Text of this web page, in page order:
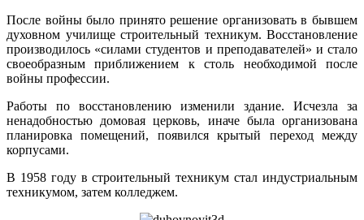
После войны было принято решение организовать в бывшем
духовном училище строительный техникум. Восстановление
производилось «силами студентов и преподавателей» и стало
своеобразным приближением к столь необходимой после
войны профессии.
Работы по восстановлению изменили здание. Исчезла за
ненадобностью домовая церковь, иначе была организована
планировка помещений, появился крытый переход между
корпусами.
В 1958 году в строительный техникум стал индустриальным
техникумом, затем колледжем.